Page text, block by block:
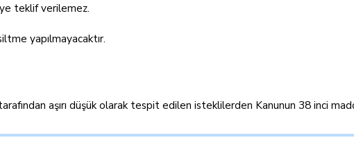
teklif verilemez.
yapılmayacaktır.
aşırı düşük olarak tespit edilen isteklilerden Kanunun 38 inci